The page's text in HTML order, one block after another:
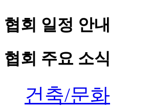
협회 일정 안내
협회 주요 소식
건축/문화